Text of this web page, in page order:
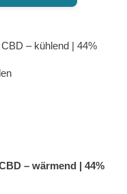
– kühlend | 44%
– wärmend | 44%